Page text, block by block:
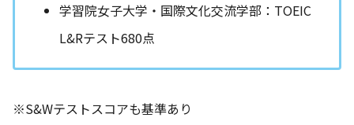
学習院女子大学・国際文化交流学部：TOEIC
L&Rテスト680点
※S&Wテストスコアも基準あり